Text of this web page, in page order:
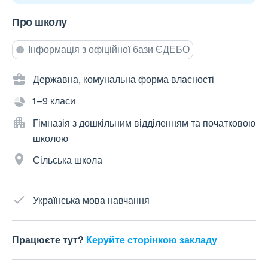
Про школу
Інформація з офіційної бази ЄДЕБО
Державна, комунальна форма власності
1–9 класи
Гімназія з дошкільним відділенням та початковою
школою
Сільська школа
Українська мова навчання
Працюєте тут? Керуйте сторінкою закладу